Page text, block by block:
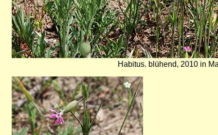
Habitus. blühend, 2010 in
Bild